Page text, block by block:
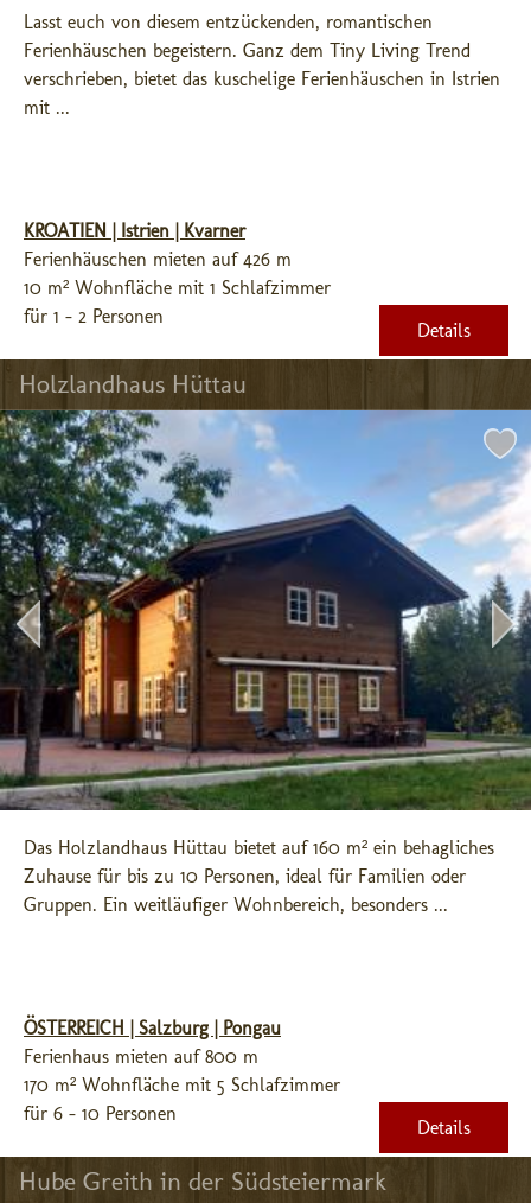
Lasst euch von diesem entzückenden, romantischen
Ferienhäuschen begeistern. Ganz dem Tiny Living Trend
verschrieben, bietet das kuschelige Ferienhäuschen in Istrien
mit ...
KROATIEN | Istrien | Kvarner
Ferienhäuschen mieten auf 426 m
10 m² Wohnfläche mit 1 Schlafzimmer
für 1 - 2 Personen
Details
Holzlandhaus Hüttau
Das Holzlandhaus Hüttau bietet auf 160 m² ein behagliches
Zuhause für bis zu 10 Personen, ideal für Familien oder
Gruppen. Ein weitläufiger Wohnbereich, besonders ...
ÖSTERREICH | Salzburg | Pongau
Ferienhaus mieten auf 800 m
170 m² Wohnfläche mit 5 Schlafzimmer
für 6 - 10 Personen
Details
Hube Greith in der Südsteiermark